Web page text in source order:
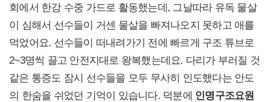
회에서 한강 수중 가드로 활동했는데, 그날따라 유독 물살
이 심해서 선수들이 거센 물살을 빠져나오지 못하고 애를
먹었어요. 선수들이 떠내려가기 전에 빠르게 구조 튜브로
2~3명씩 끌고 안전지대로 왕복했는데요. 다리가 부러질 것
같은 통증도 잠시 선수들을 모두 무사히 인도했다는 안도
의 한숨을 쉬었던 기억이 있습니다. 덕분에 인명구조요원